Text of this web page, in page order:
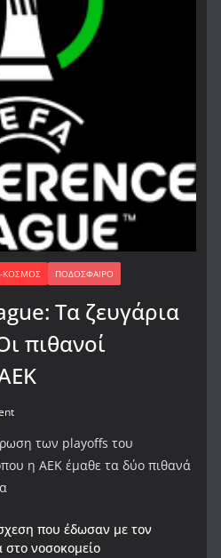
ΚΌΣΜΟΣ ΠΟΔΌΣΦΑΙΡΟ
Τα ζευγάρια
πιθανοί
των playoffs του
η ΑΕΚ έμαθε τα δύο πιθανά
που έδωσαν με τον
στο νοσοκομείο